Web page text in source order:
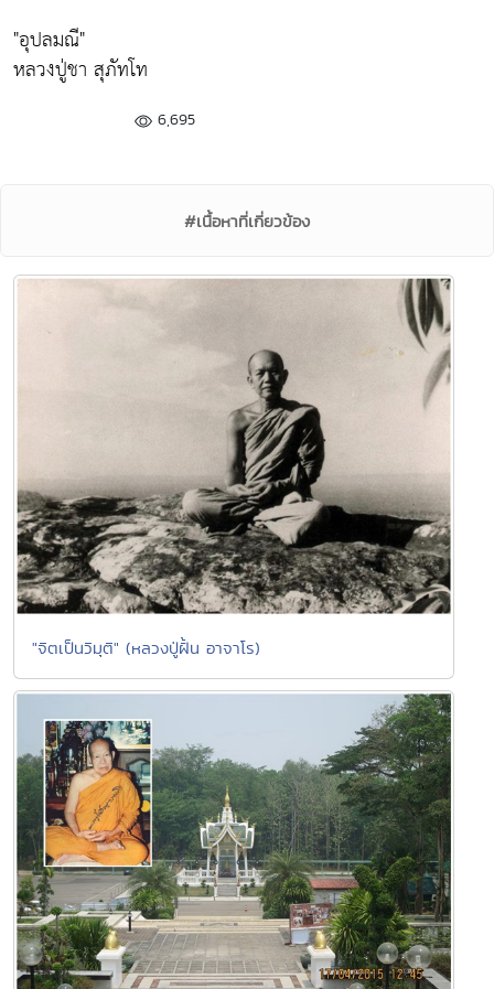
"อุปลมณี"
หลวงปู่ชา สุภัทโท
6,695
#เนื้อหาที่เกี่ยวข้อง
"จิตเป็นวิมุติ" (หลวงปู่ฝั้น อาจาโร)